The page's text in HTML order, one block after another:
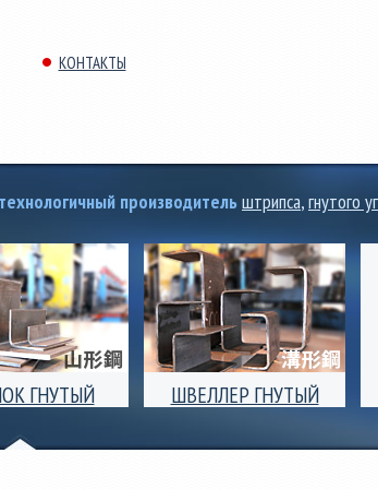
КОНТАКТЫ
производительштрипса,гнутого
ГНУТЫЙ
и
ШВЕЛЛЕР ГНУТЫЙ
равнополочный и